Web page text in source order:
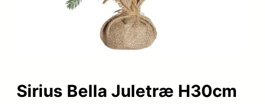
Sirius Bella Juletræ H30cm